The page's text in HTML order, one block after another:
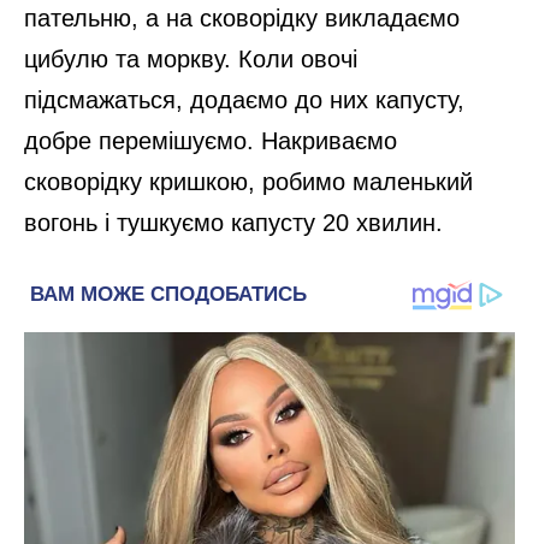
пательню, а на сковорідку викладаємо
цибулю та моркву. Коли овочі
підсмажаться, додаємо до них капусту,
добре перемішуємо. Накриваємо
сковорідку кришкою, робимо маленький
вогонь і тушкуємо капусту 20 хвилин.